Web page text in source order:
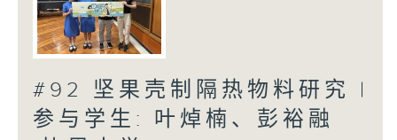
#92 坚果壳制隔热物料研究 |
参与学生: 叶焯楠、彭裕融